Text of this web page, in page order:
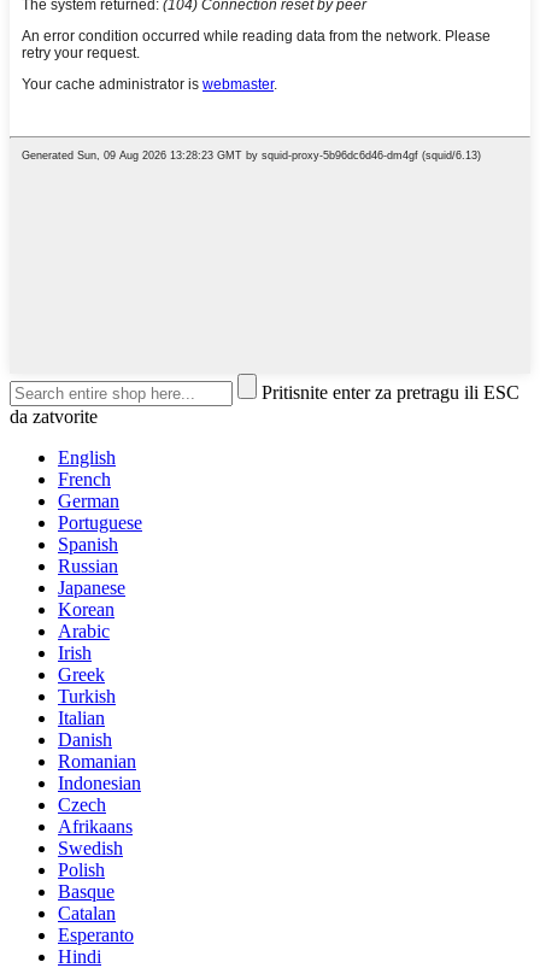
Pritisnite enter za pretragu ili ESC
da zatvorite
English
French
German
Portuguese
Spanish
Russian
Japanese
Korean
Arabic
Irish
Greek
Turkish
Italian
Danish
Romanian
Indonesian
Czech
Afrikaans
Swedish
Polish
Basque
Catalan
Esperanto
Hindi